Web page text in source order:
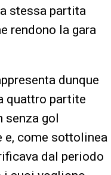
stessa partita
rendono la gara
dunque
quattro partite
senza gol
e, come sottolinea
dal periodo